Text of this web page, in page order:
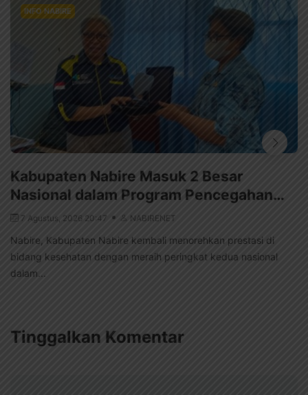
INFO NABIRE
Kabupaten Nabire Masuk 2 Besar
Nasional dalam Program Pencegahan…
7 Agustus, 2026 20:47 NABIRENET
Nabire, Kabupaten Nabire kembali menorehkan prestasi di
bidang kesehatan dengan meraih peringkat kedua nasional
dalam...
Tinggalkan Komentar